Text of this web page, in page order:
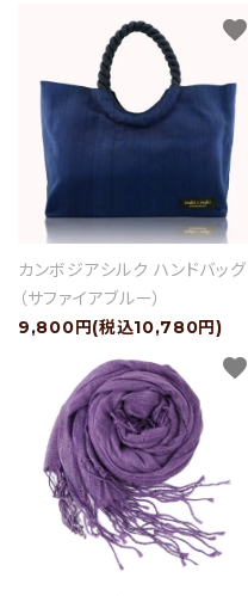
カンボジアシルク ハンドバッグ
（サファイアブルー）
9,800円(税込10,780円)
favorite
favorite